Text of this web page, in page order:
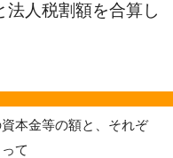
人税割額を合算し
本金等の額と、それぞ
て